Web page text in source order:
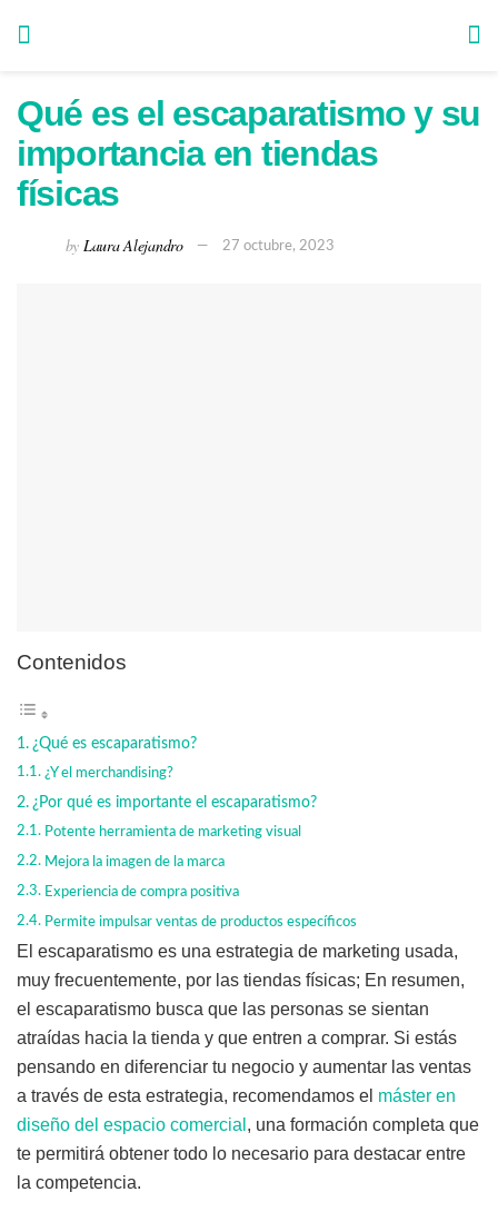
Qué es el escaparatismo y su
importancia en tiendas
físicas
by Laura Alejandro 27 octubre, 2023
Contenidos
¿Qué es escaparatismo?
¿Y el merchandising?
¿Por qué es importante el escaparatismo?
Potente herramienta de marketing visual
Mejora la imagen de la marca
Experiencia de compra positiva
Permite impulsar ventas de productos específicos
El escaparatismo es una estrategia de marketing usada,
muy frecuentemente, por las tiendas físicas; En resumen,
el escaparatismo busca que las personas se sientan
atraídas hacia la tienda y que entren a comprar. Si estás
pensando en diferenciar tu negocio y aumentar las ventas
a través de esta estrategia, recomendamos el máster en
diseño del espacio comercial , una formación completa que
te permitirá obtener todo lo necesario para destacar entre
la competencia.